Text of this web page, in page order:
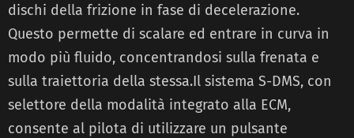
dischi della frizione in fase di decelerazione.
Questo permette di scalare ed entrare in curva in
modo più fluido, concentrandosi sulla frenata e
sulla traiettoria della stessa.Il sistema S-DMS, con
selettore della modalità integrato alla ECM,
consente al pilota di utilizzare un pulsante